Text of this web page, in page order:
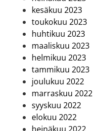
kesäkuu 2023
toukokuu 2023
huhtikuu 2023
maaliskuu 2023
helmikuu 2023
tammikuu 2023
joulukuu 2022
marraskuu 2022
syyskuu 2022
elokuu 2022